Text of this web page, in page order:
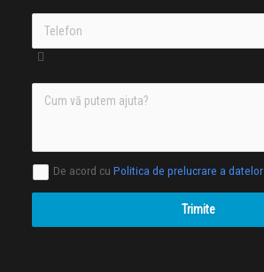
De acord cu Politica de prelucrare a datelor
Trimite